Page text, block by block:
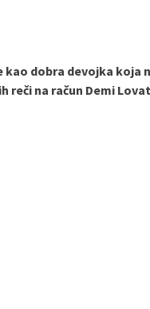
dobra devojka koja
reči na račun Demi